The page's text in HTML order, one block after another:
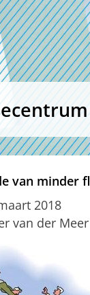
van minder
2018
van der Meer